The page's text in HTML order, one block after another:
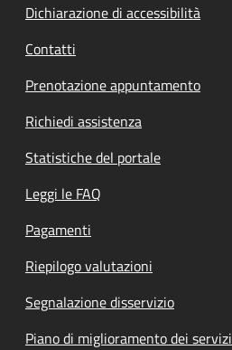
Dichiarazione di accessibilità
Contatti
Prenotazione appuntamento
Richiedi assistenza
Statistiche del portale
Leggi le FAQ
Pagamenti
Riepilogo valutazioni
Segnalazione disservizio
Piano di miglioramento dei servizi